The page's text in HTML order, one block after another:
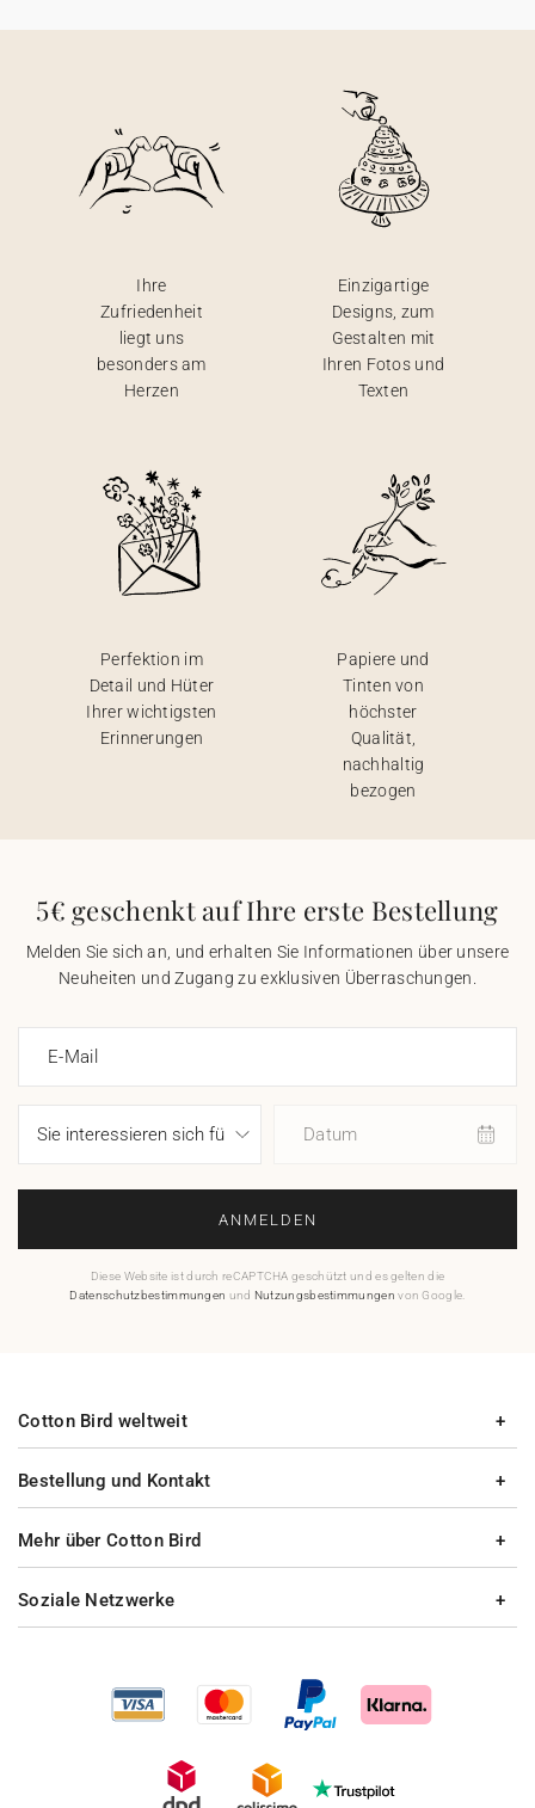
Ihre
Zufriedenheit
liegt uns
besonders am
Herzen
Einzigartige
Designs, zum
Gestalten mit
Ihren Fotos und
Texten
Perfektion im
Detail und Hüter
Ihrer wichtigsten
Erinnerungen
Papiere und
Tinten von
höchster
Qualität,
nachhaltig
bezogen
5€ geschenkt auf Ihre erste Bestellung
Melden Sie sich an, und erhalten Sie Informationen über unsere
Neuheiten und Zugang zu exklusiven Überraschungen.
E-Mail
Datum
ANMELDEN
Diese Website ist durch reCAPTCHA geschützt und es gelten die
Datenschutzbestimmungen und Nutzungsbestimmungen von Google.
Bestellung und Kontakt
Mehr über Cotton Bird
Cotton Bird weltweit
Soziale Netzwerke